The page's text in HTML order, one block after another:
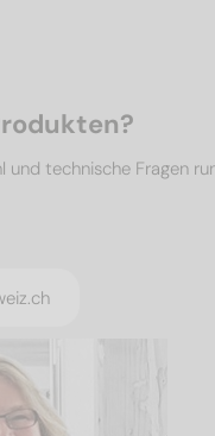
technische Fragen